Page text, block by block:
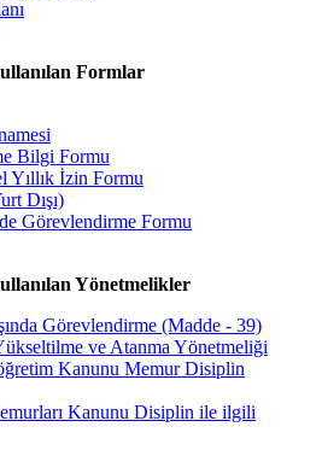
Formlar
Bilgi Formu
Yıllık İzin Formu
Dışı)
Görevlendirme Formu
Yönetmelikler
Görevlendirme (Madde - 39)
ve Atanma Yönetmeliği
Kanunu Memur Disiplin
Kanunu Disiplin ile ilgili